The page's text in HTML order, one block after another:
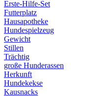
Erste-Hilfe-Set
Futterplatz
Hausapotheke
Hundespielzeug
Gewicht
Stillen
Trächtig
große Hunderassen
Herkunft
Hundekekse
Kausnacks